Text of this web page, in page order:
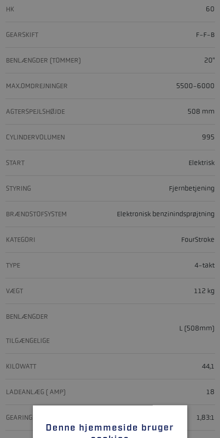
HK 60
GEARSKIFT F-F-B
BENLÆNGDER (TOMMER) 20"
MAX.OMDREJNINGER 5500-6000
AGTERSPEJLSHØJDE 508 mm
CYLINDERVOLUMEN 995
START Elektrisk
STYRING Fjernbetjening
BRÆNDSTOFSYSTEM Elektronisk benzinindsprøjtning
KATEGORI FourStroke
TYPE 4-takt
VÆGT 112 kg
BENLÆNGDER
TILGÆNGELIGE
L (508mm)
KILOWATT 44,1
LADEANLÆG ( AMP) 18
GEARINGSFORHOLD 1,83:1
Denne hjemmeside bruger